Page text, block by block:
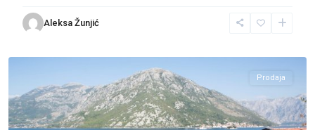
Aleksa Žunjić
Kostanjica,
Prodaja